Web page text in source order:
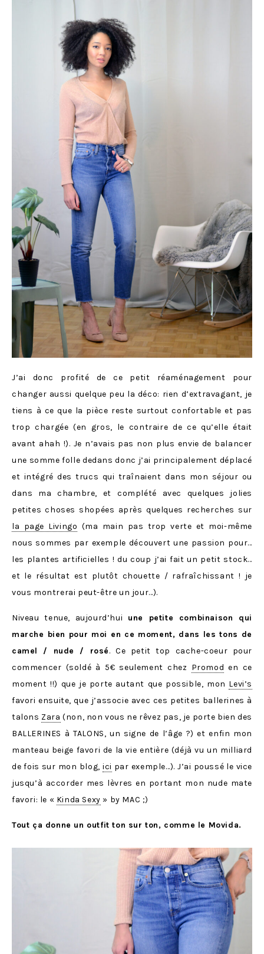
J’ai donc profité de ce petit réaménagement pour
changer aussi quelque peu la déco: rien d’extravagant, je
tiens à ce que la pièce reste surtout confortable et pas
trop chargée (en gros, le contraire de ce qu’elle était
avant ahah !). Je n’avais pas non plus envie de balancer
une somme folle dedans donc j’ai principalement déplacé
et intégré des trucs qui traînaient dans mon séjour ou
dans ma chambre, et complété avec quelques jolies
petites choses shopées après quelques recherches sur
la page Livingo (ma main pas trop verte et moi-même
nous sommes par exemple découvert une passion pour…
les plantes artificielles ! du coup j’ai fait un petit stock…
et le résultat est plutôt chouette / rafraîchissant ! je
vous montrerai peut-être un jour…).
Niveau tenue, aujourd’hui une petite combinaison qui
marche bien pour moi en ce moment, dans les tons de
camel / nude / rosé. Ce petit top cache-coeur pour
commencer (soldé à 5€ seulement chez Promod en ce
moment !!) que je porte autant que possible, mon Levi’s
favori ensuite, que j’associe avec ces petites ballerines à
talons Zara (non, non vous ne rêvez pas, je porte bien des
BALLERINES à TALONS, un signe de l’âge ?) et enfin mon
manteau beige favori de la vie entière (déjà vu un milliard
de fois sur mon blog, ici par exemple…). J’ai poussé le vice
jusqu’à accorder mes lèvres en portant mon nude mate
favori: le « Kinda Sexy » by MAC ;)
Tout ça donne un outfit ton sur ton, comme le Movida.